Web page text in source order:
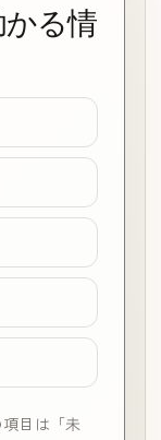
る情
目は「未